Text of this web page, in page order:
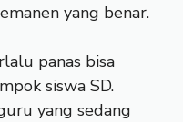
yang benar.
panas bisa
siswa SD.
yang sedang